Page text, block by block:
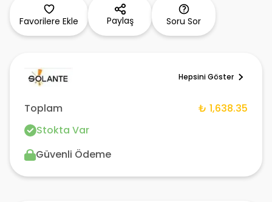
Favorilere Ekle Paylaş Soru Sor
Hepsini Göster
Toplam
₺ 1,638.35
Stokta Var
Güvenli Ödeme